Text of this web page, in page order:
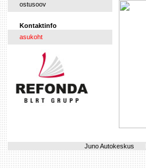
ostusoov
Kontaktinfo
asukoht
Juno Autokeskus